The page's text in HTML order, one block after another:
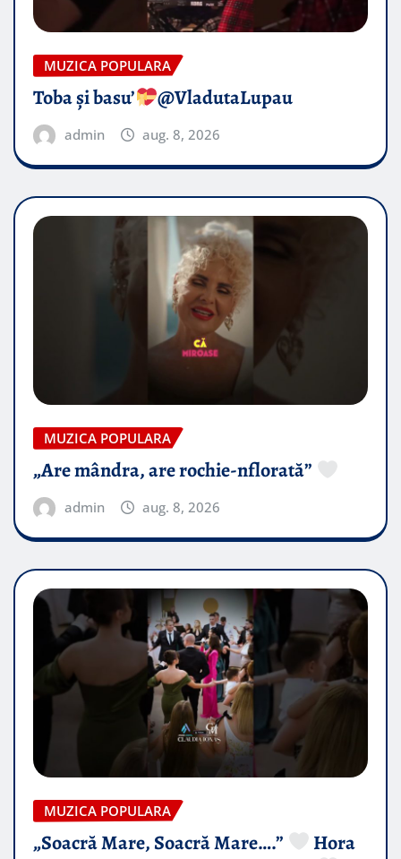
MUZICA POPULARA
Toba și basu’ @VladutaLupau
admin aug. 8, 2026
MUZICA POPULARA
„Are mândra, are rochie-nflorată”
admin aug. 8, 2026
MUZICA POPULARA
„Soacră Mare, Soacră Mare….”
Hora